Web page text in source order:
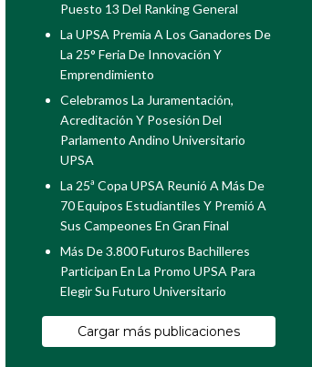
Puesto 13 Del Ranking General
La UPSA Premia A Los Ganadores De
La 25° Feria De Innovación Y
Emprendimiento
Celebramos La Juramentación,
Acreditación Y Posesión Del
Parlamento Andino Universitario
UPSA
La 25ª Copa UPSA Reunió A Más De
70 Equipos Estudiantiles Y Premió A
Sus Campeones En Gran Final
Más De 3.800 Futuros Bachilleres
Participan En La Promo UPSA Para
Elegir Su Futuro Universitario
Cargar más publicaciones